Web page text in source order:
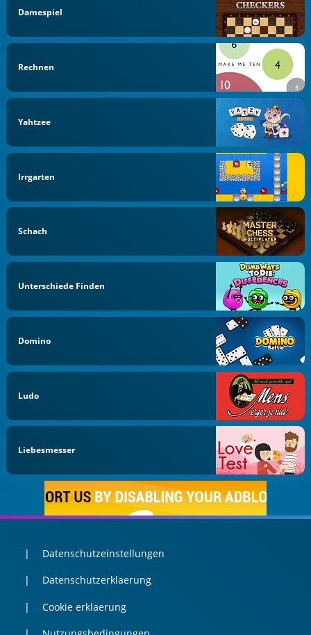
Damespiel
Rechnen
Yahtzee
Irrgarten
Schach
Unterschiede Finden
Domino
Ludo
Liebesmesser
Datenschutzeinstellungen
Datenschutzerklaerung
Cookie erklaerung